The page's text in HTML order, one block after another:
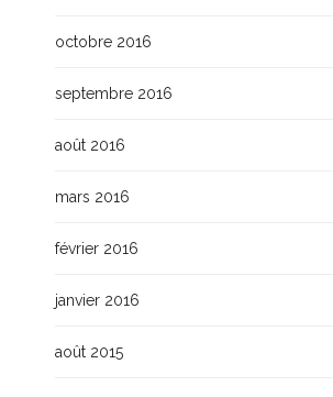
octobre 2016
septembre 2016
août 2016
mars 2016
février 2016
janvier 2016
août 2015